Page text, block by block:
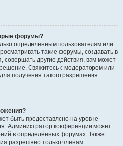
форумы?
определённым пользователям или
такие форумы, создавать в
совершать другие действия, вам может
Свяжитесь с модератором или
получения такого разрешения.
быть предоставлено на уровне
Администратор конференции может
в определённых форумах. Также
разрешено только членам